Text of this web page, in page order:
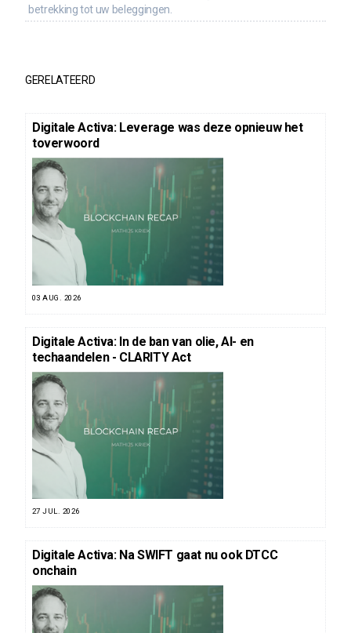
betrekking tot uw beleggingen.
GERELATEERD
Digitale Activa: Leverage was deze opnieuw het
toverwoord
03 AUG. 2026
Digitale Activa: In de ban van olie, AI- en
techaandelen - CLARITY Act
27 JUL. 2026
Digitale Activa: Na SWIFT gaat nu ook DTCC
onchain